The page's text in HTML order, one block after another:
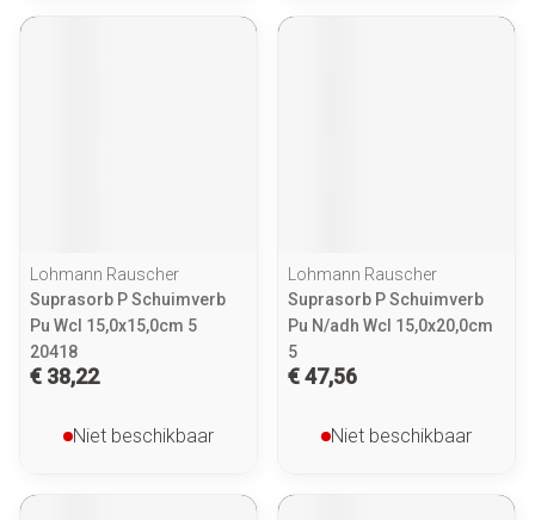
Lohmann Rauscher
Suprasorb P Schuimverb
Pu Wcl 15,0x15,0cm 5
20418
€ 38,22
Niet beschikbaar
Lohmann Rauscher
Suprasorb P Schuimverb
Pu N/adh Wcl 15,0x20,0cm
5
€ 47,56
Niet beschikbaar